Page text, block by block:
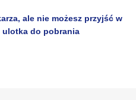
ale nie możesz przyjść w
ulotka do pobrania